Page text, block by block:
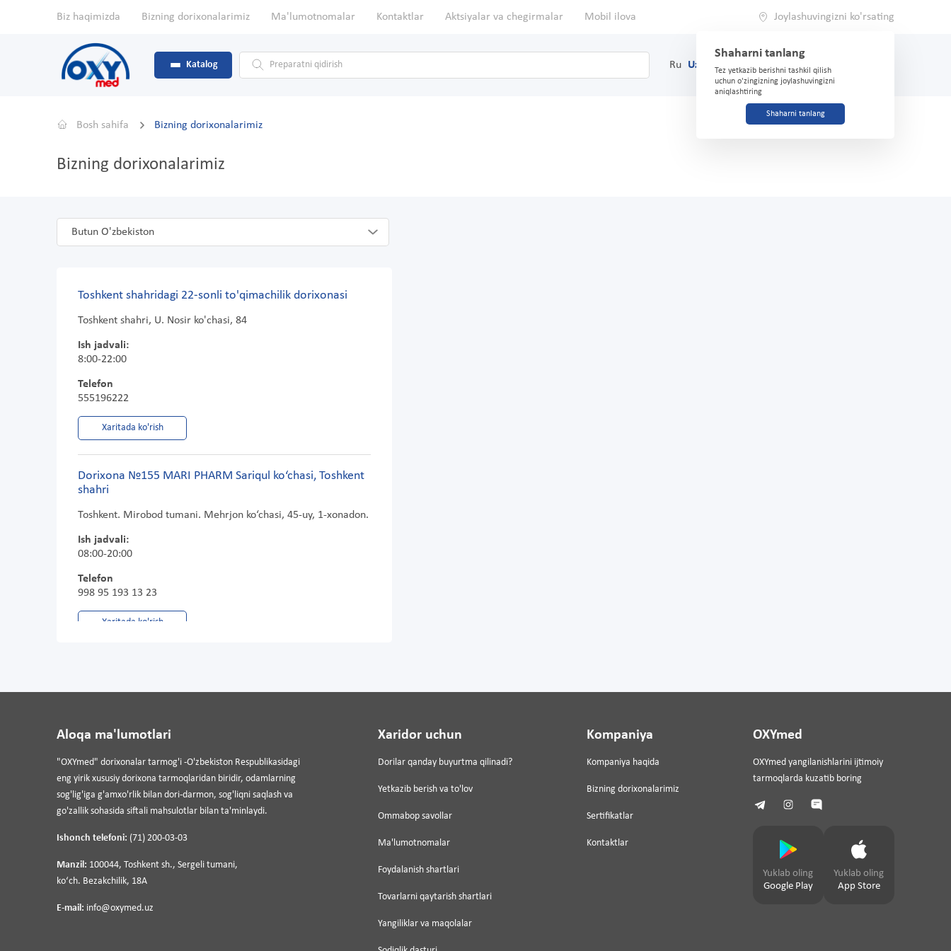
Biz haqimizda Bizning dorixonalarimiz Ma'lumotnomalar Kontaktlar Aktsiyalar va chegirmalar Mobil ilova Joylashuvingizni ko'rsating
Shaharni tanlang
Tez yetkazib berishni tashkil qilish
uchun o'zingizning joylashuvingizni
aniqlashtiring
Shaharni tanlang
Katalog Ru Uz (71) 200-03-03
Bosh sahifa Bizning dorixonalarimiz
Bizning dorixonalarimiz
Butun O'zbekiston
Toshkent shahridagi 22-sonli to'qimachilik dorixonasi
Toshkent shahri, U. Nosir ko'chasi, 84
Ish jadvali:
8:00-22:00
Telefon
555196222
Xaritada ko'rish
Dorixona №155 MARI PHARM Sariqul ko‘chasi, Toshkent
shahri
Toshkent. Mirobod tumani. Mehrjon ko‘chasi, 45-uy, 1-xonadon.
Ish jadvali:
08:00-20:00
Telefon
998 95 193 13 23
Xaritada ko'rish
qarshi shahri, yomon xiel MFY, kargubogod ko'chasi
24/7
Telefon
55-405-51-52
Xaritada ko'rish
Samarqand shahri, Jamshed shahri ko'chasi
Ish jadvali:
08:00-22:00
Aloqa ma'lumotlari
"OXYmed" dorixonalar tarmog'i -O'zbekiston Respublikasidagi
eng yirik xususiy dorixona tarmoqlaridan biridir, odamlarning
sog'lig'iga g'amxo'rlik bilan dori-darmon, sog'liqni saqlash va
go'zallik sohasida siftali mahsulotlar bilan ta'minlaydi.
Ishonch telefoni: (71) 200-03-03
Manzil: 100044, Toshkent sh., Sergeli tumani,
koʻch. Bezakchilik, 18A
E-mail: info@oxymed.uz
Xaridor uchun
Dorilar qanday buyurtma qilinadi?
Yetkazib berish va to'lov
Ommabop savollar
Ma'lumotnomalar
Foydalanish shartlari
Tovarlarni qaytarish shartlari
Yangiliklar va maqolalar
Kompaniya
Kompaniya haqida
Bizning dorixonalarimiz
Sertifikatlar
Kontaktlar
OXYmed
OXYmed yangilanishlarini ijtimoiy
tarmoqlarda kuzatib boring
Yuklab oling
Google Play
Yuklab oling
App Store